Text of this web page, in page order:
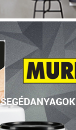
SEGÉDANYAGOK